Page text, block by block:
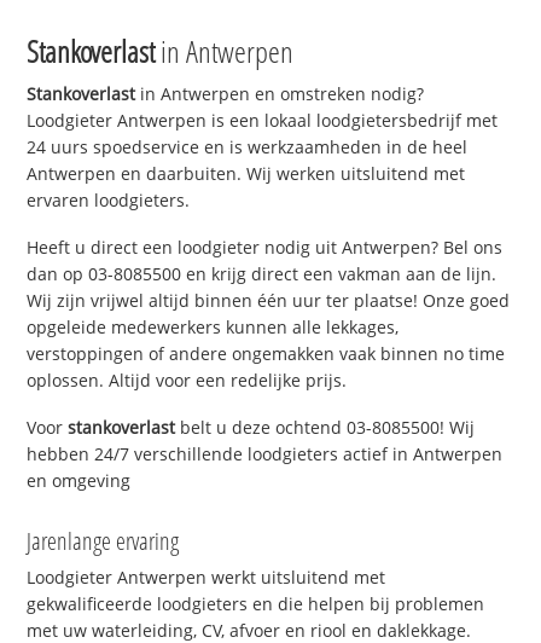
Stankoverlastin Antwerpen
Stankoverlastin Antwerpen en omstreken nodig?
Loodgieter Antwerpen is een lokaal loodgietersbedrijf met
24 uurs spoedservice en is werkzaamheden in de heel
Antwerpen en daarbuiten. Wij werken uitsluitend met
ervaren loodgieters.
Heeft u direct een loodgieter nodig uit Antwerpen? Bel ons
dan op 03-8085500 en krijg direct een vakman aan de lijn.
Wij zijn vrijwel altijd binnen één uur ter plaatse! Onze goed
opgeleide medewerkers kunnen alle lekkages,
verstoppingen of andere ongemakken vaak binnen no time
oplossen. Altijd voor een redelijke prijs.
Voorstankoverlastbelt u deze ochtend 03-8085500! Wij
hebben 24/7 verschillende loodgieters actief in Antwerpen
en omgeving
Jarenlange ervaring
Loodgieter Antwerpen werkt uitsluitend met
gekwalificeerde loodgieters en die helpen bij problemen
met uw waterleiding, CV, afvoer en riool en daklekkage.